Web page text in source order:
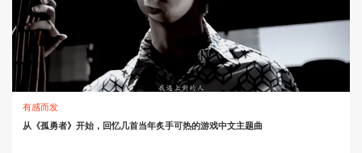
有感而发
从《孤勇者》开始，回忆几首当年炙手可热的游戏中文主题曲